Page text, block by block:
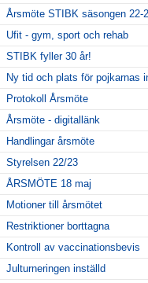
Årsmöte STIBK säsongen 22-
Ufit - gym, sport och rehab
STIBK fyller 30 år!
Ny tid och plats för pojkarnas
Protokoll Årsmöte
Årsmöte - digitallänk
Handlingar årsmöte
Styrelsen 22/23
ÅRSMÖTE 18 maj
Motioner till årsmötet
Restriktioner borttagna
Kontroll av vaccinationsbevis
Julturneringen inställd